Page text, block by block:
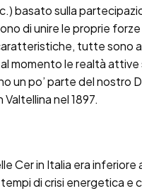
basato sulla
di unire le proprie
tutte sono
momento le realtà attive
un po’ parte del nostro
nel 1897.
Cer in Italia era
tempi di crisi energetica